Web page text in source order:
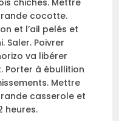
chiches. Mettre
cocotte.
et l’ail pelés et
Saler. Poivrer
va libérer
Porter à ébullition
Mettre
casserole et
heures.